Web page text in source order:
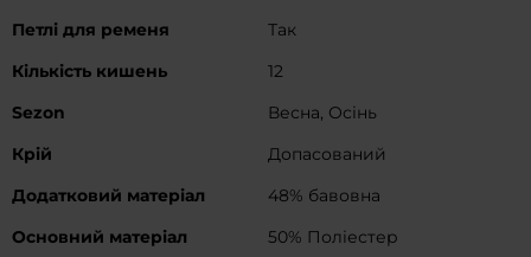
Петлі для ременя
Так
Кількість кишень
12
Sezon
Весна, Осінь
Крій
Допасований
Додатковий матеріал
48% бавовна
Основний матеріал
50% Поліестер